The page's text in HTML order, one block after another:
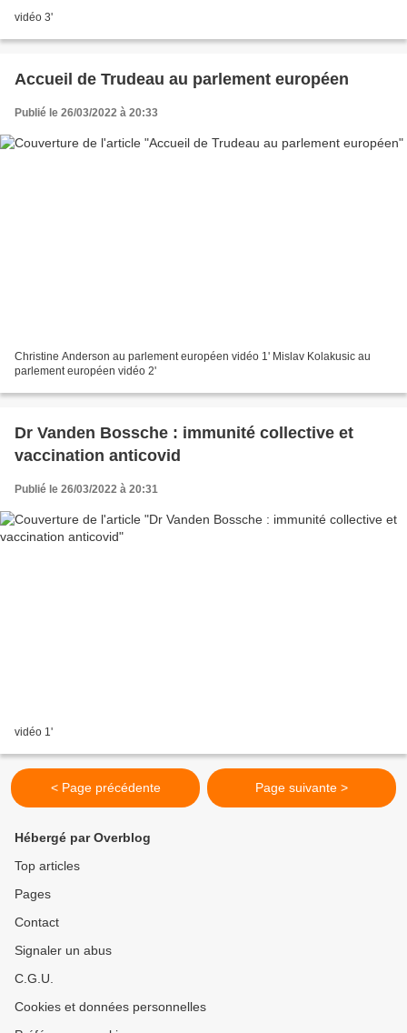
vidéo 3'
Accueil de Trudeau au parlement européen
Publié le 26/03/2022 à 20:33
Christine Anderson au parlement européen vidéo 1' Mislav Kolakusic au
parlement européen vidéo 2'
Dr Vanden Bossche : immunité collective et
vaccination anticovid
Publié le 26/03/2022 à 20:31
vidéo 1'
< Page précédente Page suivante >
Hébergé par Overblog
Top articles
Pages
Contact
Signaler un abus
C.G.U.
Cookies et données personnelles